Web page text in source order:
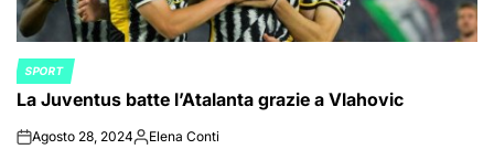
POSTED
IN
SPORT
La Juventus batte l’Atalanta grazie a Vlahovic
onAgosto 28, 2024Posted
Elena Conti